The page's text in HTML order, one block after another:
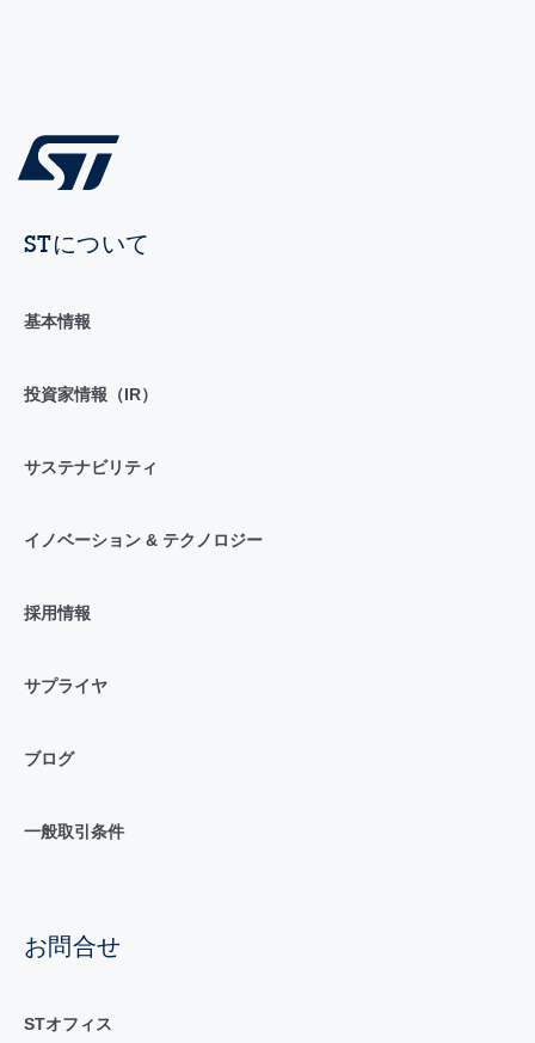
STについて
基本情報
投資家情報（IR）
サステナビリティ
イノベーション & テクノロジー
採用情報
サプライヤ
ブログ
一般取引条件
お問合せ
STオフィス